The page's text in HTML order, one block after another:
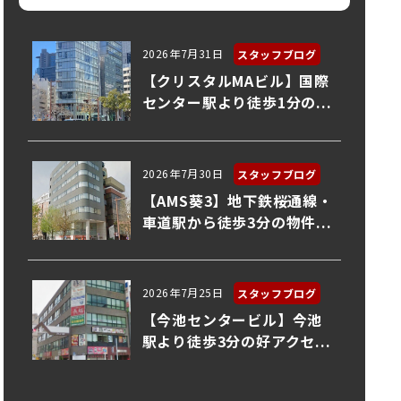
2026年7月31日 スタッフブログ
【クリスタルMAビル】国際
センター駅より徒歩1分の...
2026年7月30日 スタッフブログ
【AMS葵3】地下鉄桜通線・
車道駅から徒歩3分の物件...
2026年7月25日 スタッフブログ
【今池センタービル】今池
駅より徒歩3分の好アクセ...